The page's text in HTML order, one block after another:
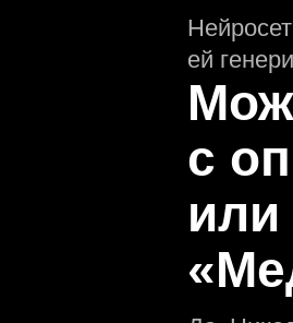
ей
с